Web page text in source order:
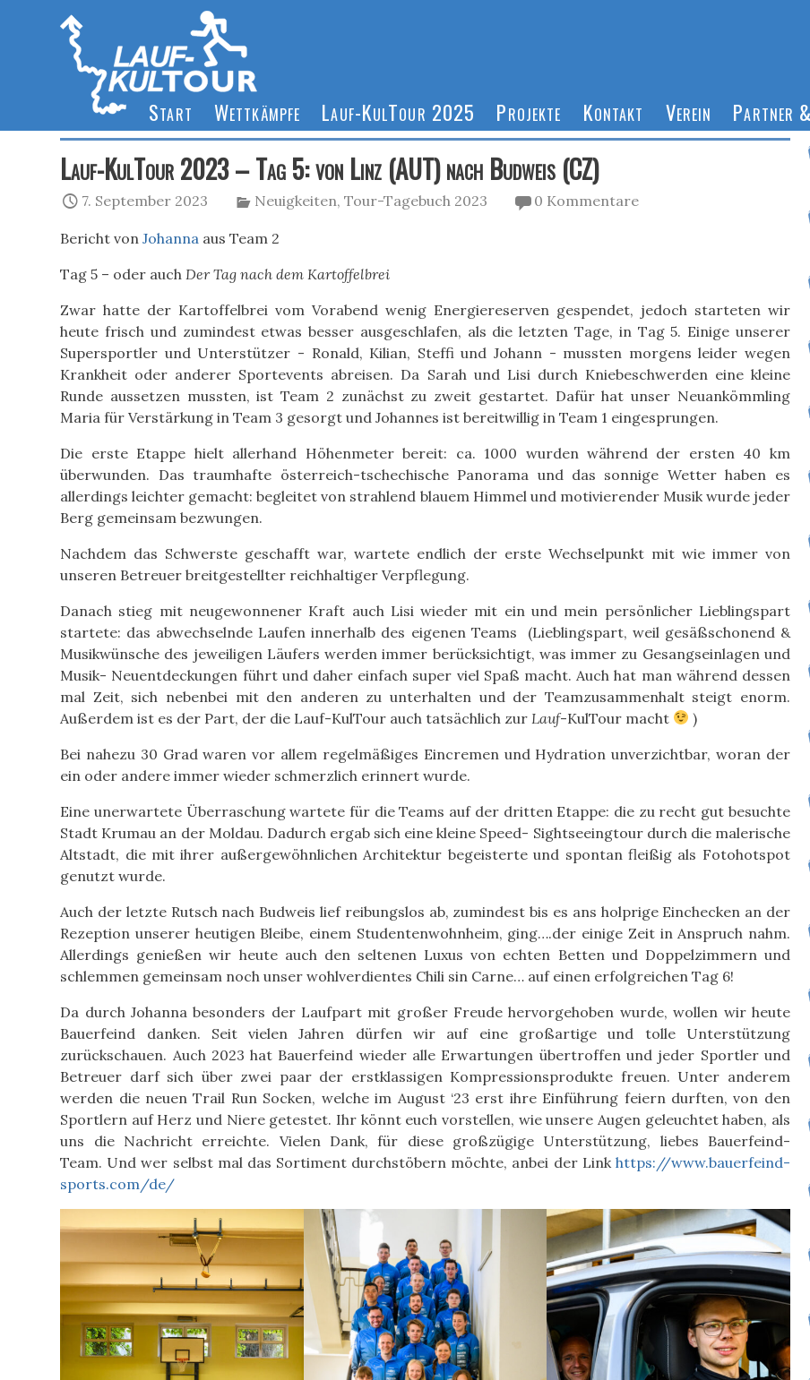
Start Wettkämpfe Lauf-KulTour 2025 Projekte Kontakt Verein Partner
Lauf-KulTour 2023 – Tag 5: von Linz (AUT) nach Budweis (CZ)
7. September 2023 Neuigkeiten,Tour-Tagebuch 2023 0 Kommentare
Bericht vonJohanna aus Team 2
Tag 5 – oder auch Der Tag nach dem Kartoffelbrei
Zwar hatte der Kartoffelbrei vom Vorabend wenig Energiereserven gespendet, jedoch starteten wir
heute frisch und zumindest etwas besser ausgeschlafen, als die letzten Tage, in Tag 5. Einige unserer
Supersportler und Unterstützer - Ronald, Kilian, Steffi und Johann - mussten morgens leider wegen
Krankheit oder anderer Sportevents abreisen. Da Sarah und Lisi durch Kniebeschwerden eine kleine
Runde aussetzen mussten, ist Team 2 zunächst zu zweit gestartet. Dafür hat unser Neuankömmling
Maria für Verstärkung in Team 3 gesorgt und Johannes ist bereitwillig in Team 1 eingesprungen.
Die erste Etappe hielt allerhand Höhenmeter bereit: ca. 1000 wurden während der ersten 40 km
überwunden. Das traumhafte österreich-tschechische Panorama und das sonnige Wetter haben es
allerdings leichter gemacht: begleitet von strahlend blauem Himmel und motivierender Musik wurde jeder
Berg gemeinsam bezwungen.
Nachdem das Schwerste geschafft war, wartete endlich der erste Wechselpunkt mit wie immer von
unseren Betreuer breitgestellter reichhaltiger Verpflegung.
Danach stieg mit neugewonnener Kraft auch Lisi wieder mit ein und mein persönlicher Lieblingspart
startete: das abwechselnde Laufen innerhalb des eigenen Teams (Lieblingspart, weil gesäßschonend &
Musikwünsche des jeweiligen Läufers werden immer berücksichtigt, was immer zu Gesangseinlagen und
Musik- Neuentdeckungen führt und daher einfach super viel Spaß macht. Auch hat man während dessen
mal Zeit, sich nebenbei mit den anderen zu unterhalten und der Teamzusammenhalt steigt enorm.
Außerdem ist es der Part, der die Lauf-KulTour auch tatsächlich zur Lauf-KulTour macht
)
Bei nahezu 30 Grad waren vor allem regelmäßiges Eincremen und Hydration unverzichtbar, woran der
ein oder andere immer wieder schmerzlich erinnert wurde.
Eine unerwartete Überraschung wartete für die Teams auf der dritten Etappe: die zu recht gut besuchte
Stadt Krumau an der Moldau. Dadurch ergab sich eine kleine Speed- Sightseeingtour durch die malerische
Altstadt, die mit ihrer außergewöhnlichen Architektur begeisterte und spontan fleißig als Fotohotspot
genutzt wurde.
Auch der letzte Rutsch nach Budweis lief reibungslos ab, zumindest bis es ans holprige Einchecken an der
Rezeption unserer heutigen Bleibe, einem Studentenwohnheim, ging….der einige Zeit in Anspruch nahm.
Allerdings genießen wir heute auch den seltenen Luxus von echten Betten und Doppelzimmern und
schlemmen gemeinsam noch unser wohlverdientes Chili sin Carne… auf einen erfolgreichen Tag 6!
Da durch Johanna besonders der Laufpart mit großer Freude hervorgehoben wurde, wollen wir heute
Bauerfeind danken. Seit vielen Jahren dürfen wir auf eine großartige und tolle Unterstützung
zurückschauen. Auch 2023 hat Bauerfeind wieder alle Erwartungen übertroffen und jeder Sportler und
Betreuer darf sich über zwei paar der erstklassigen Kompressionsprodukte freuen. Unter anderem
werden die neuen Trail Run Socken, welche im August ‘23 erst ihre Einführung feiern durften, von den
Sportlern auf Herz und Niere getestet. Ihr könnt euch vorstellen, wie unsere Augen geleuchtet haben, als
uns die Nachricht erreichte. Vielen Dank, für diese großzügige Unterstützung, liebes Bauerfeind-
Team. Und wer selbst mal das Sortiment durchstöbern möchte, anbei der Link https://www.bauerfeind-
sports.com/de/